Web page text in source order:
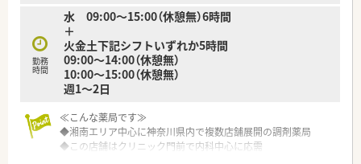
勤務
時間
水 09:00～15:00（休憩無）6時間
＋
火金土下記シフトいずれか5時間
09:00～14:00（休憩無）
10:00～15:00（休憩無）
週1～2日
≪こんな薬局です≫
◆湘南エリア中心に神奈川県内で複数店舗展開の調剤薬局
◆この店舗はクリニック門前で内科中心に応需